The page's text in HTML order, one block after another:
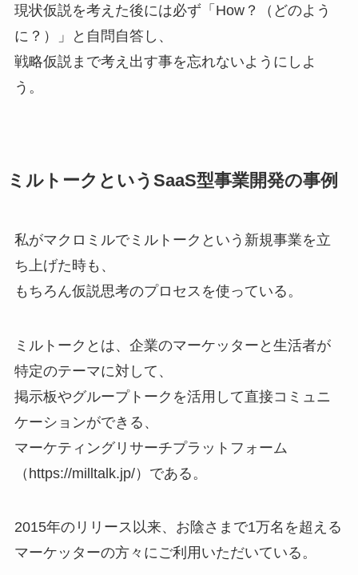
現状仮説を考えた後には必ず「How？（どのよう
に？）」と自問自答し、
戦略仮説まで考え出す事を忘れないようにしよ
う。
ミルトークというSaaS型事業開発の事例
私がマクロミルでミルトークという新規事業を立
ち上げた時も、
もちろん仮説思考のプロセスを使っている。
ミルトークとは、企業のマーケッターと生活者が
特定のテーマに対して、
掲示板やグループトークを活用して直接コミュニ
ケーションができる、
マーケティングリサーチプラットフォーム
（https://milltalk.jp/）である。
2015年のリリース以来、お陰さまで1万名を超える
マーケッターの方々にご利用いただいている。